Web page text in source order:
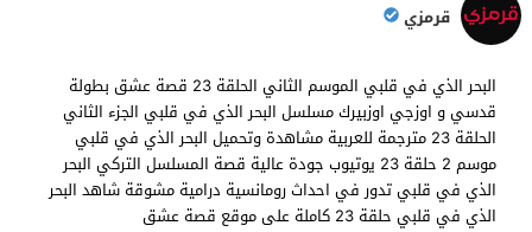
قرمزي
البحر الذي في قلبي الموسم الثاني الحلقة 23 قصة عشق بطولة
قدسي و اوزجي اوزبيرك مسلسل البحر الذي في قلبي الجزء الثاني
الحلقة 23 مترجمة للعربية مشاهدة وتحميل البحر الذي في قلبي
موسم 2 حلقة 23 يوتيوب جودة عالية قصة المسلسل التركي البحر
الذي في قلبي تدور في احداث رومانسية درامية مشوقة شاهد البحر
الذي في قلبي حلقة 23 كاملة على موقع قصة عشق